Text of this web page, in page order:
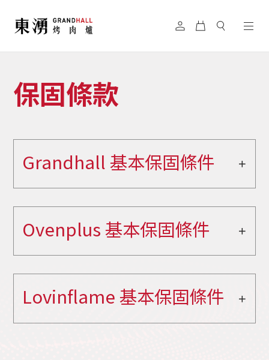
保固條款
Grandhall 基本保固條件
Ovenplus 基本保固條件
Lovinflame 基本保固條件